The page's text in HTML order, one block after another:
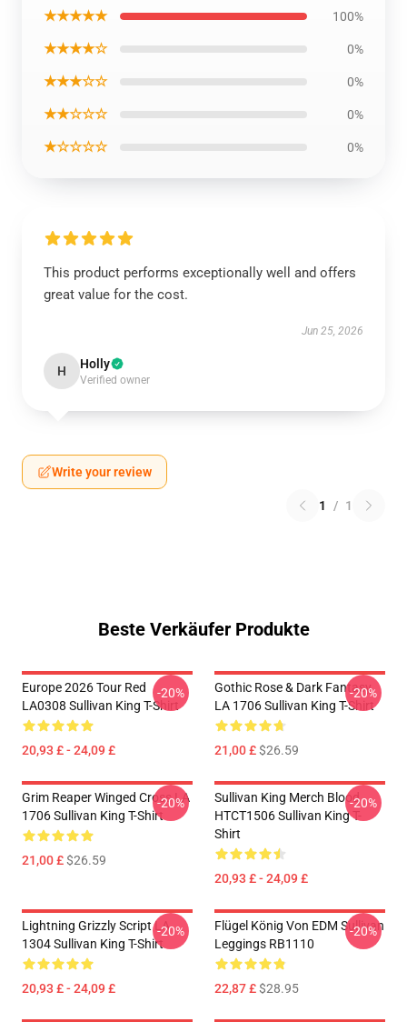
★★★★★ 100%
★★★★☆ 0%
★★★☆☆ 0%
★★☆☆☆ 0%
★☆☆☆☆ 0%
This product performs exceptionally well and offers
great value for the cost.
Jun 25, 2026
H Holly
Verified owner
Write your review
1 / 1
Beste Verkäufer Produkte
Europe 2026 Tour Red
LA0308 Sullivan King T-Shirt
20,93 £ - 24,09 £
-20%
Gothic Rose & Dark Fantasy
LA 1706 Sullivan King T-Shirt
21,00 £$26.59
-20%
Grim Reaper Winged Cross LA
1706 Sullivan King T-Shirt
21,00 £$26.59
-20%
Sullivan King Merch Blood
HTCT1506 Sullivan King T-
Shirt
20,93 £ - 24,09 £
-20%
Lightning Grizzly Script LA
1304 Sullivan King T-Shirt
20,93 £ - 24,09 £
-20%
Flügel König Von EDM Sullivan
Leggings RB1110
22,87 £$28.95
-20%